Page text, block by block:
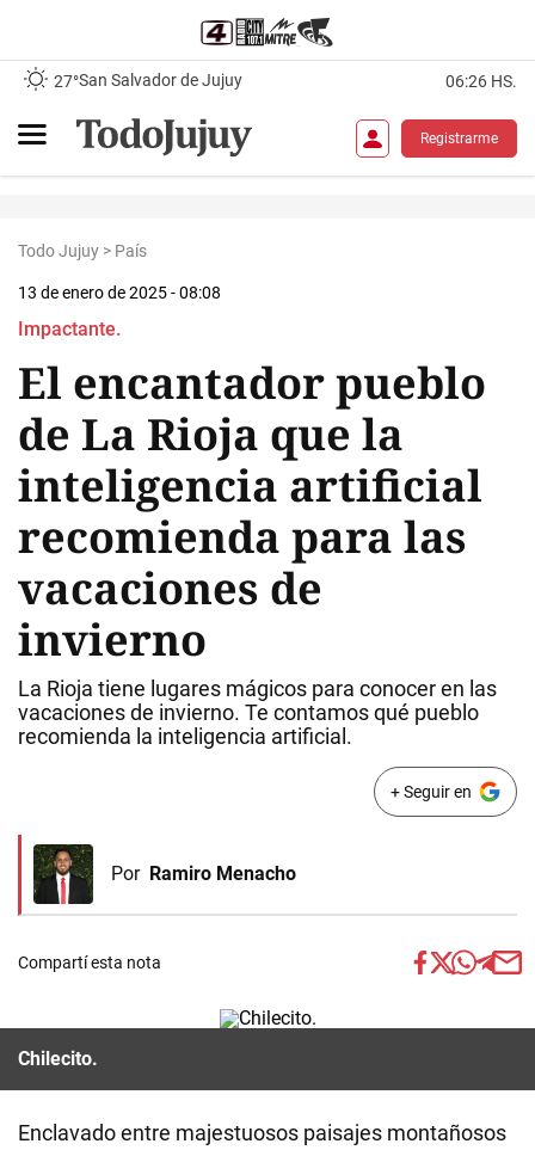
27°San Salvador de Jujuy 06:26 HS.
Registrarme
Todo Jujuy > País
13 de enero de 2025 - 08:08
Impactante.
El encantador pueblo
de La Rioja que la
inteligencia artificial
recomienda para las
vacaciones de
invierno
La Rioja tiene lugares mágicos para conocer en las
vacaciones de invierno. Te contamos qué pueblo
recomienda la inteligencia artificial.
+ Seguir en
Por Ramiro Menacho
Compartí esta nota
Chilecito.
Enclavado entre majestuosos paisajes montañosos